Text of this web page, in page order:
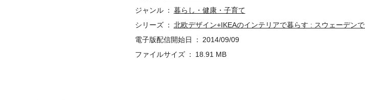
ジャンル
暮らし・健康・子育て
シリーズ
北欧デザイン+IKEAのインテリアで暮らす : スウェーデン
電子版配信開始日
2014/09/09
ファイルサイズ
18.91 MB